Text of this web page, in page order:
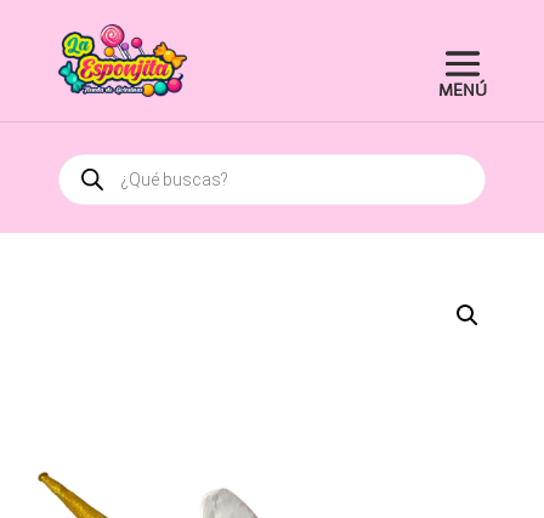
Búsqueda
de
productos